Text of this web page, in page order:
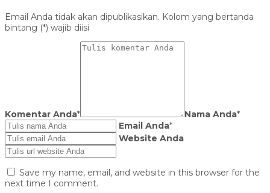
Email Anda tidak akan dipublikasikan. Kolom yang bertanda
bintang (*) wajib diisi
Komentar Anda* Nama Anda*
Email Anda*
Website Anda
Save my name, email, and website in this browser for the
next time I comment.